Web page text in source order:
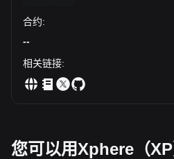
合约:
--
相关链接:
您可以用Xphere（